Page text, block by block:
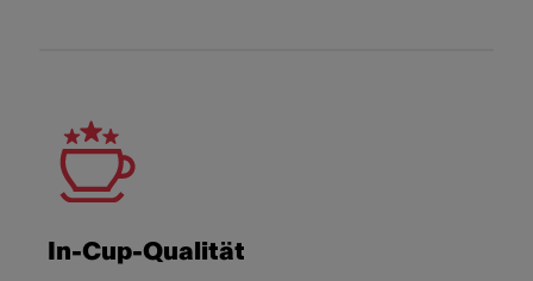
In-Cup-Qualität